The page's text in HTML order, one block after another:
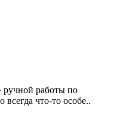
работы по
что-то особе..